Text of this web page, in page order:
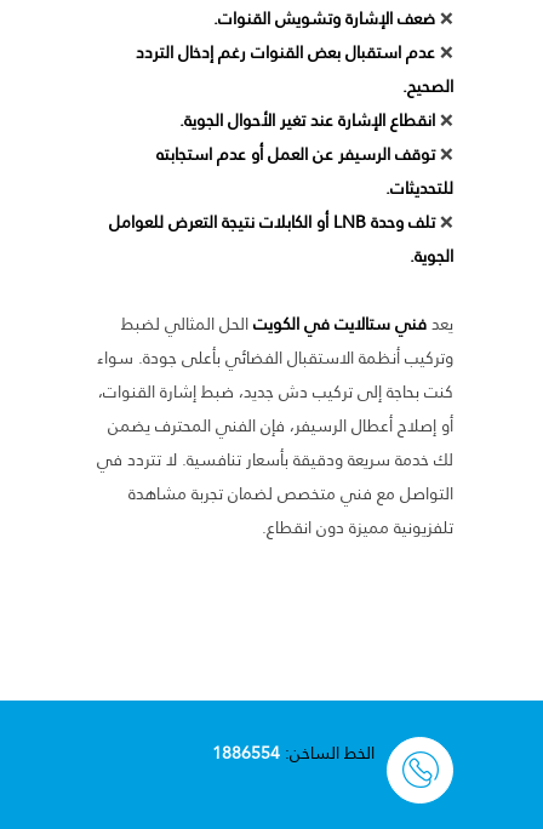
❌ضعف الإشارة وتشويش القنوات.
❌عدم استقبال بعض القنوات رغم إدخال التردد
الصحيح.
❌انقطاع الإشارة عند تغير الأحوال الجوية.
❌توقف الرسيفر عن العمل أو عدم استجابته
للتحديثات.
❌
تلف وحدة LNB أو الكابلات نتيجة التعرض للعوامل
الجوية.
يعدفني ستالايت في الكويتالحل المثالي لضبط
وتركيب أنظمة الاستقبال الفضائي بأعلى جودة. سواء
كنت بحاجة إلى تركيب دش جديد، ضبط إشارة القنوات،
أو إصلاح أعطال الرسيفر، فإن الفني المحترف يضمن
لك خدمة سريعة ودقيقة بأسعار تنافسية. لا تتردد في
التواصل مع فني متخصص لضمان تجربة مشاهدة
تلفزيونية مميزة دون انقطاع.
الخط الساخن:1886554